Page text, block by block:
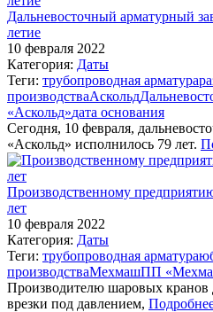
Дальневосточный арматурный
летие
10 февраля 2022
Категория: Даты
Теги: трубопроводная арматура
производстваАскольд
«Аскольд»дата основания
Сегодня, 10 февраля,
«Аскольд» исполнилось 79 лет.
Производственному
лет
10 февраля 2022
Категория: Даты
Теги: трубопроводная арматура
производстваМехмашПП
Производителю шаровых кранов
врезки под давлением,